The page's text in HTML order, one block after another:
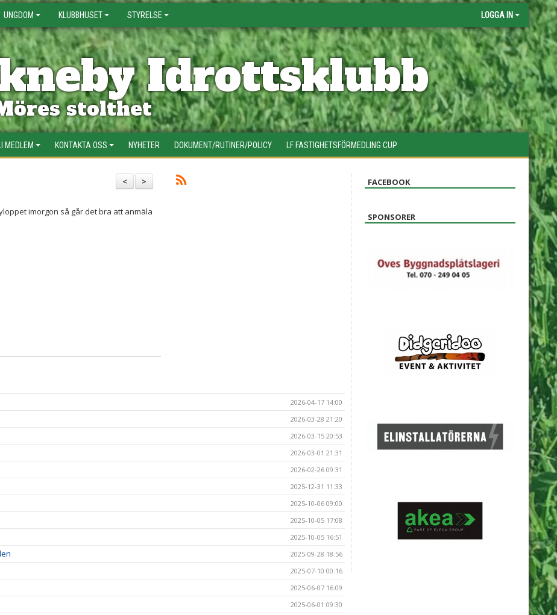
UNGDOM KLUBBHUSET STYRELSE LOGGA IN
Idrottsklubb
stolthet
MEDLEM KONTAKTA OSS NYHETER DOKUMENT/RUTINER/POLICY LF FASTIGHETSFÖRMEDLING CUP
>
<
imorgon så går det bra att anmäla
2026-04-17 14:00
2026-03-28 21:20
2026-03-15 20:53
2026-03-01 21:31
2026-02-26 09:31
2025-12-31 11:33
2025-10-06 09:00
2025-10-05 17:08
2025-10-05 16:51
2025-09-28 18:56
2025-07-10 00:16
2025-06-07 16:09
2025-06-01 09:30
FACEBOOK
SPONSORER